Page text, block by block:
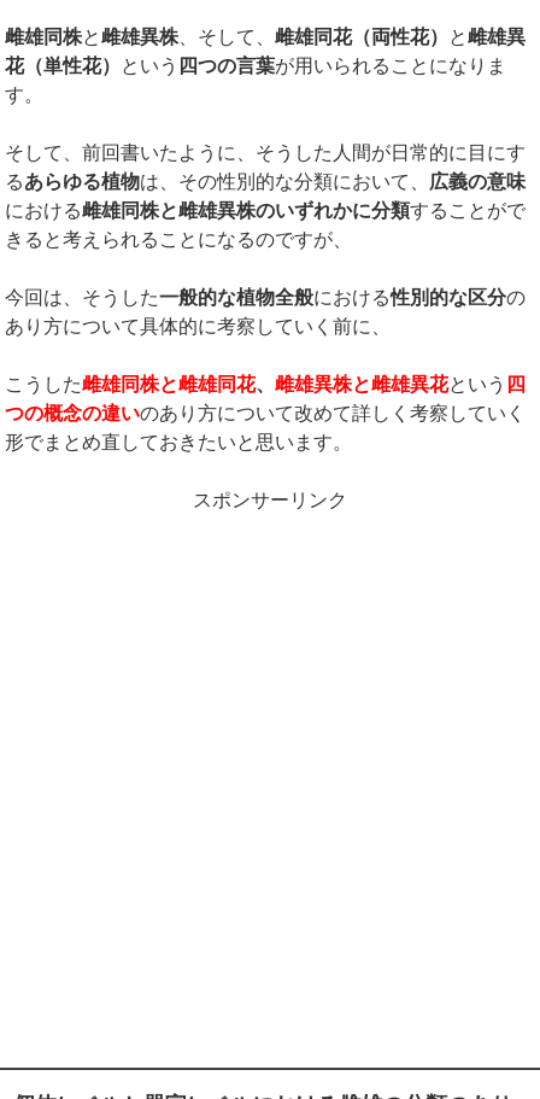
雌雄同株と雌雄異株 、そして、雌雄同花（両性花） と雌雄異
花（単性花） という 四つの言葉が用いられることになりま
す。
そして、前回書いたように、そうした人間が日常的に目にす
るあらゆる植物は、その性別的な分類において、 広義の意味
における雌雄同株と雌雄異株のいずれかに分類することがで
きると考えられることになるのですが、
今回は、そうした一般的な植物全般における性別的な区分の
あり方について具体的に考察していく前に、
こうした雌雄同株と雌雄同花、雌雄異株と雌雄異花という 四
つの概念の違いのあり方について改めて詳しく考察していく
形でまとめ直しておきたいと思います。
スポンサーリンク